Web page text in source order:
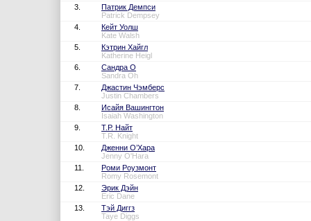
3.
Патрик Демпси
Patrick Dempsey
4.
Кейт Уолш
Kate Walsh
5.
Кэтрин Хайгл
Katherine Heigl
6.
Сандра О
Sandra Oh
7.
Джастин Чэмберс
Justin Chambers
8.
Исайя Вашингтон
Isaiah Washington
9.
Т.Р. Найт
T.R. Knight
10.
Дженни О’Хара
Jenny O'Hara
11.
Роми Роузмонт
Romy Rosemont
12.
Эрик Дэйн
Eric Dane
13.
Тэй Диггз
Taye Diggs